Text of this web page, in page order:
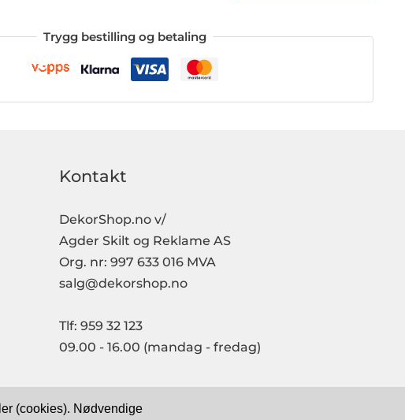
(cookies). Nødvendige
Trygg bestilling og betaling
Kontakt
DekorShop.no v/
Agder Skilt og Reklame AS
Org. nr: 997 633 016 MVA
salg@dekorshop.no
Tlf: 959 32 123
09.00 - 16.00 (mandag - fredag)